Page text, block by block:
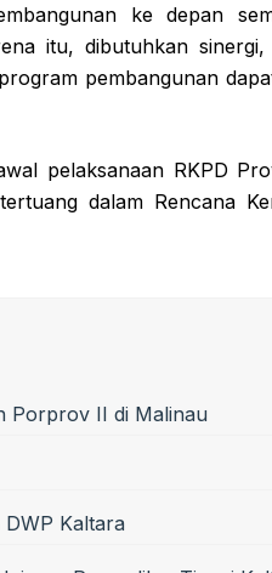
ke depan
itu, dibutuhkan
pembangunan
pelaksanaan RKPD
dalam Rencana
Porprov II di Malinau
DWP Kaltara